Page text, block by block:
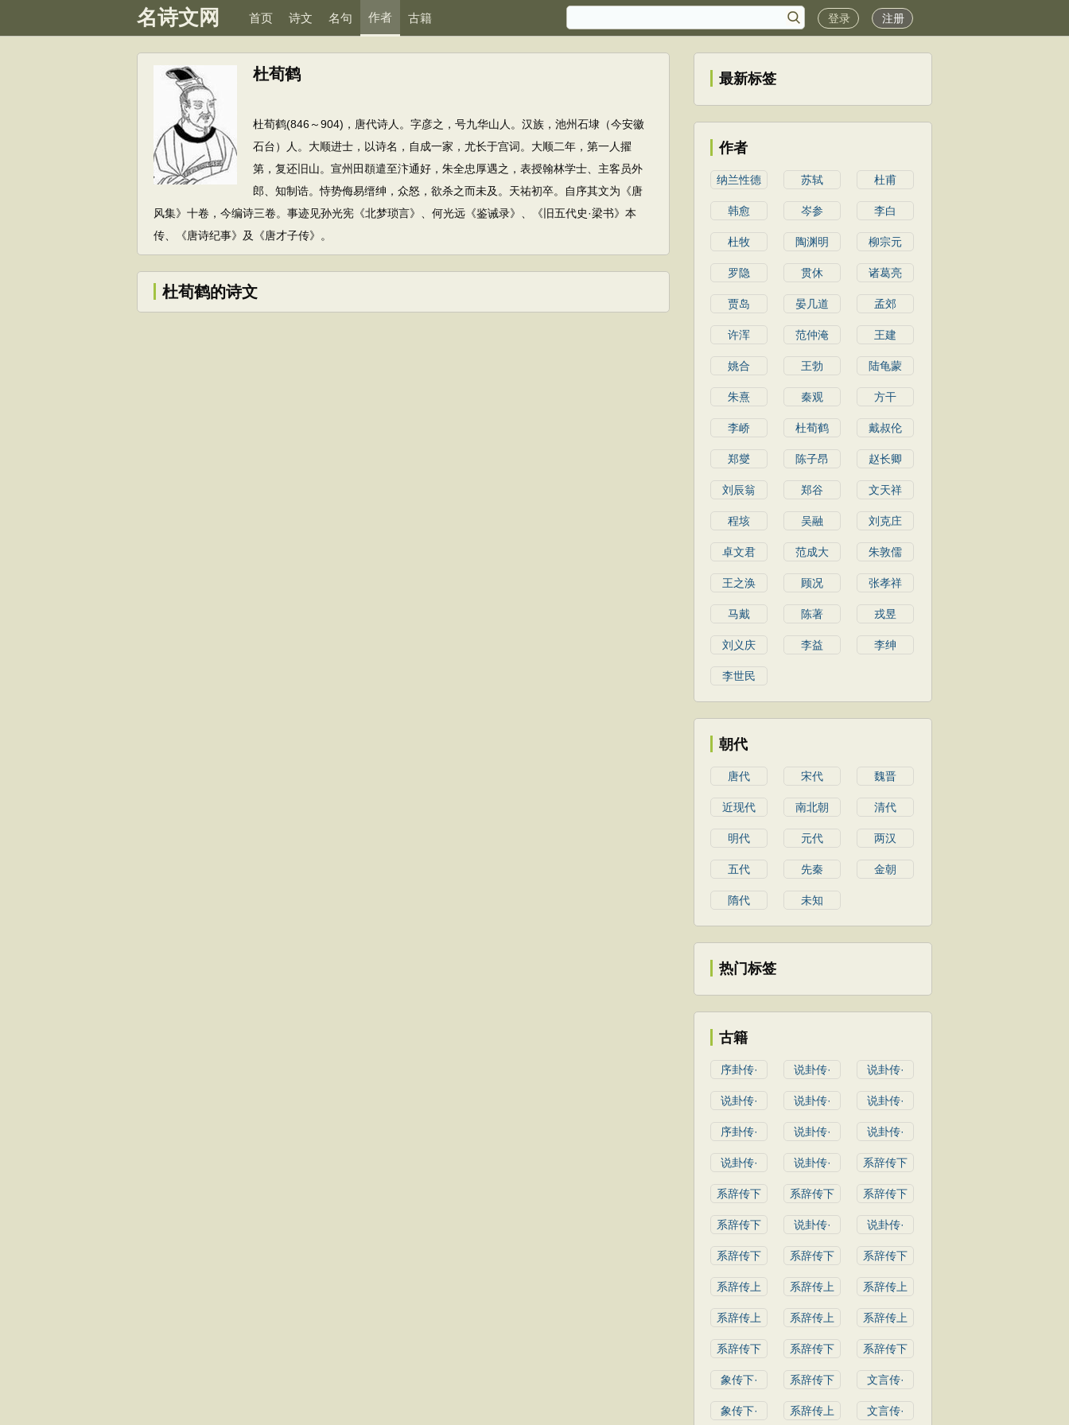
名诗文网 首页 诗文 名句 作者 古籍 登录 注册
杜荀鹤
杜荀鹤(846～904)，唐代诗人。字彦之，号九华山人。汉族，池州石埭（今安徽
石台）人。大顺进士，以诗名，自成一家，尤长于宫词。大顺二年，第一人擢
第，复还旧山。宣州田頵遣至汴通好，朱全忠厚遇之，表授翰林学士、主客员外
郎、知制诰。恃势侮易缙绅，众怒，欲杀之而未及。天祐初卒。自序其文为《唐
风集》十卷，今编诗三卷。事迹见孙光宪《北梦琐言》、何光远《鉴诫录》、《旧五代史·梁书》本
传、《唐诗纪事》及《唐才子传》。
杜荀鹤的诗文
最新标签
作者
纳兰性德 苏轼 杜甫
韩愈 岑参 李白
杜牧 陶渊明 柳宗元
罗隐 贯休 诸葛亮
贾岛 晏几道 孟郊
许浑 范仲淹 王建
姚合 王勃 陆龟蒙
朱熹 秦观 方干
李峤 杜荀鹤 戴叔伦
郑燮 陈子昂 赵长卿
刘辰翁 郑谷 文天祥
程垓 吴融 刘克庄
卓文君 范成大 朱敦儒
王之涣 顾况 张孝祥
马戴 陈著 戎昱
刘义庆 李益 李绅
李世民
朝代
唐代 宋代 魏晋
近现代 南北朝 清代
明代 元代 两汉
五代 先秦 金朝
隋代 未知
热门标签
古籍
序卦传· 说卦传· 说卦传·
说卦传· 说卦传· 说卦传·
序卦传· 说卦传· 说卦传·
说卦传· 说卦传· 系辞传下
系辞传下 系辞传下 系辞传下
系辞传下 说卦传· 说卦传·
系辞传下 系辞传下 系辞传下
系辞传上 系辞传上 系辞传上
系辞传上 系辞传上 系辞传上
系辞传下 系辞传下 系辞传下
象传下· 系辞传下 文言传·
象传下· 系辞传上 文言传·